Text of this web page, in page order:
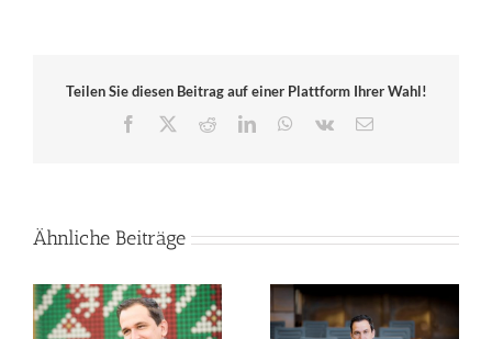
Teilen Sie diesen Beitrag auf einer Plattform Ihrer Wahl!
Facebook
RedditLinkedInWhatsApp
Vk
E-
Ähnliche Beiträge